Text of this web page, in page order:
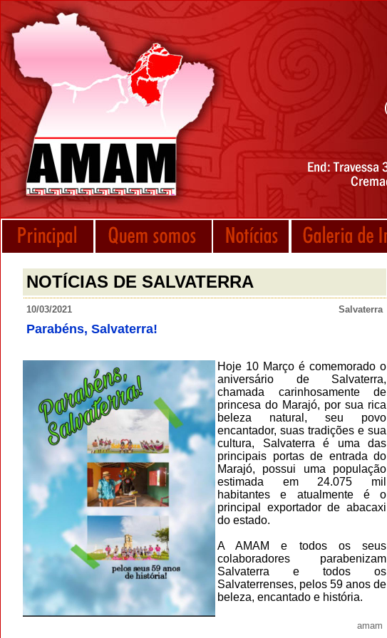
NOTÍCIAS DE SALVATERRA
10/03/2021 Salvaterra
Parabéns, Salvaterra!
Hoje 10 Março é comemorado o
aniversário de Salvaterra,
chamada carinhosamente de
princesa do Marajó, por sua rica
beleza natural, seu povo
encantador, suas tradições e sua
cultura, Salvaterra é uma das
principais portas de entrada do
Marajó, possui uma população
estimada em 24.075 mil
habitantes e atualmente é o
principal exportador de abacaxi
do estado.
A AMAM e todos os seus
colaboradores parabenizam
Salvaterra e todos os
Salvaterrenses, pelos 59 anos de
beleza, encantado e história.
amam